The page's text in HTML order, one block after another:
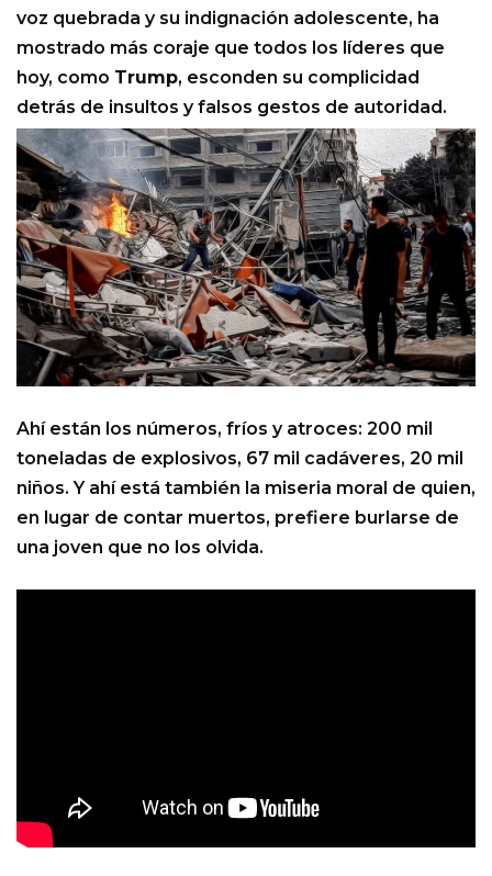
voz quebrada y su indignación adolescente, ha
mostrado más coraje que todos los líderes que
hoy, como Trump, esconden su complicidad
detrás de insultos y falsos gestos de autoridad.
Ahí están los números, fríos y atroces: 200 mil
toneladas de explosivos, 67 mil cadáveres, 20 mil
niños. Y ahí está también la miseria moral de quien,
en lugar de contar muertos, prefiere burlarse de
una joven que no los olvida.